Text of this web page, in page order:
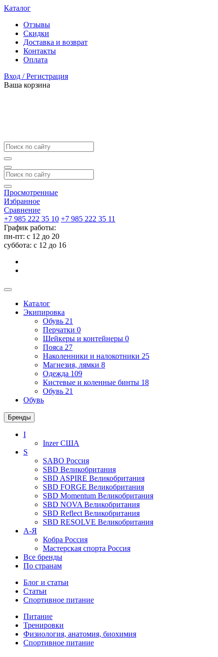
Каталог
Отзывы
Скидки
Доставка и возврат
Контакты
Оплата
Вход / Регистрация
Ваша корзина
Просмотренные
Избранное
Сравнение
+7 985 222 35 10 +7 985 222 35 11
График работы:
пн-пт: с 12 до 20
суббота: c 12 до 16
Каталог
Экипировка
Обувь 21
Перчатки 0
Шейкеры и контейнеры 0
Пояса 27
Наколенники и налокотники 25
Магнезия, лямки 8
Одежда 109
Кистевые и коленные бинты 18
Обувь 21
Обувь
Бренды
I
InzerСША
S
SABO Россия
SBD Великобритания
SBD ASPIRE Великобритания
SBD FORGE Великобритания
SBD Momentum Великобритания
SBD NOVA Великобритания
SBD Reflect Великобритания
SBD RESOLVE Великобритания
А-Я
Кобра Россия
Мастерская спорта Россия
Все бренды
По странам
Блог и статьи
Статьи
Спортивное питание
Питание
Тренировки
Физиология, анатомия, биохимия
Спортивное питание